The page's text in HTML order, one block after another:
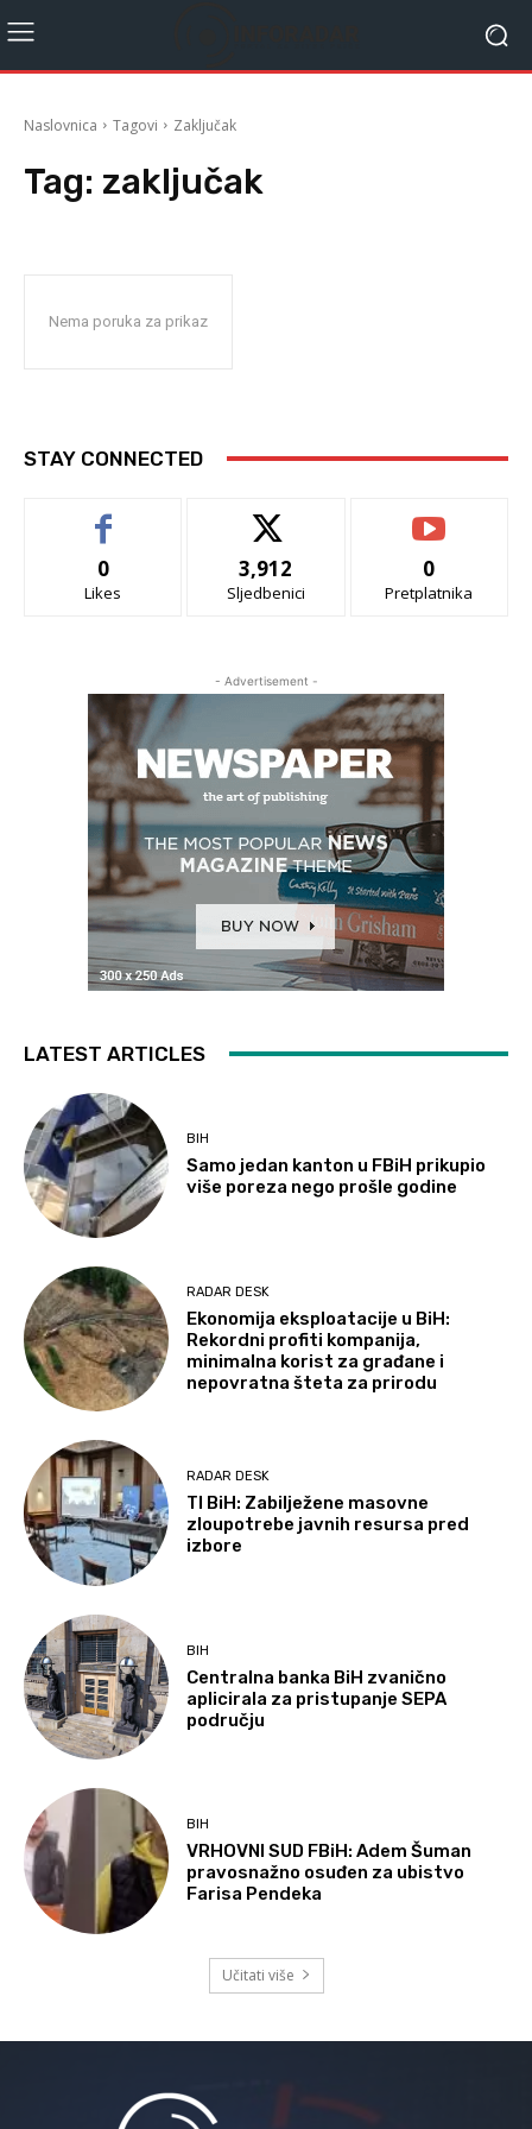
Naslovnica Tagovi Zaključak
Tag: zaključak
Nema poruka za prikaz
STAY CONNECTED
0
Likes
3,912
Sljedbenici
0
Pretplatnika
- Advertisement -
LATEST ARTICLES
BIH
Samo jedan kanton u FBiH prikupio
više poreza nego prošle godine
RADAR DESK
Ekonomija eksploatacije u BiH:
Rekordni profiti kompanija,
minimalna korist za građane i
nepovratna šteta za prirodu
RADAR DESK
TI BiH: Zabilježene masovne
zloupotrebe javnih resursa pred
izbore
BIH
Centralna banka BiH zvanično
aplicirala za pristupanje SEPA
području
BIH
VRHOVNI SUD FBiH: Adem Šuman
pravosnažno osuđen za ubistvo
Farisa Pendeka
Učitati više